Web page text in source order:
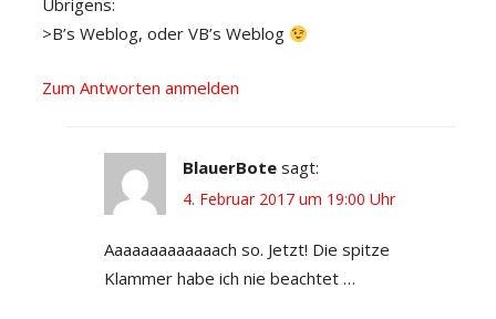
Übrigens:
>B’s Weblog, oder VB’s Weblog
Zum Antworten anmelden
BlauerBote sagt:
4. Februar 2017 um 19:00 Uhr
Aaaaaaaaaaaaach so. Jetzt! Die spitze
Klammer habe ich nie beachtet …